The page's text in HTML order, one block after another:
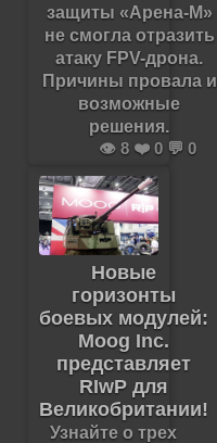
защиты «Арена-М»
не смогла отразить
атаку FPV-дрона.
Причины провала и
возможные
решения.
👁️ 8 ❤️ 0 💬 0
Новые
горизонты
боевых модулей:
Moog Inc.
представляет
RIwP для
Великобритании!
Узнайте о трех